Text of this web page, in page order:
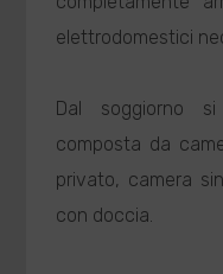
elettrodomestici
Dal soggiorno
composta da
privato, camera
con doccia.